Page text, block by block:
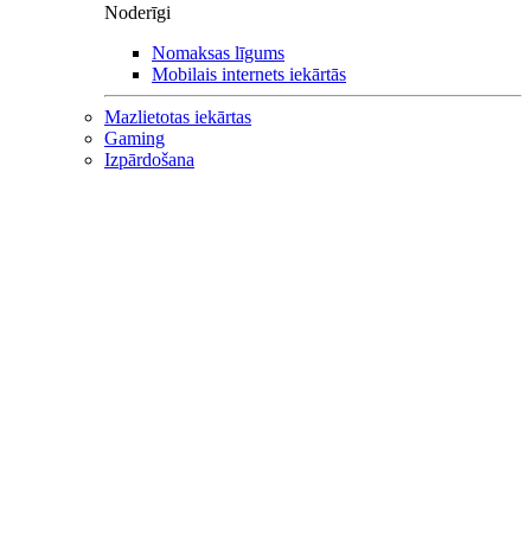
Noderīgi
Nomaksas līgums
Mobilais internets iekārtās
Mazlietotas iekārtas
Gaming
Izpārdošana